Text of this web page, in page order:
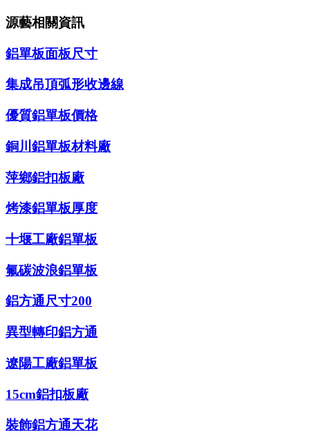
源藝相關資訊
鋁單板面板尺寸
集成吊頂弧形收邊線
優質鋁單板價格
銅川鋁單板材料廠
萍鄉鋁扣板廠
烤漆鋁單板厚度
十堰工廠鋁單板
氟碳波浪鋁單板
鋁方通尺寸200
異型轉印鋁方通
遼陽工廠鋁單板
15cm鋁扣板廠
裝飾鋁方通天花